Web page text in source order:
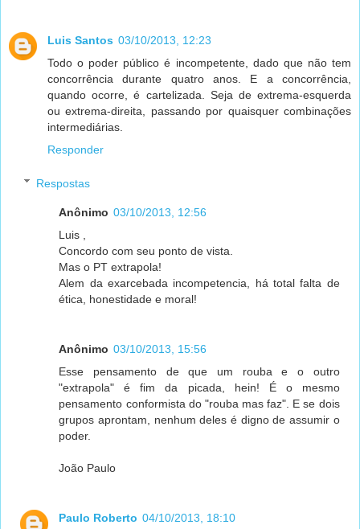
Luis Santos 03/10/2013, 12:23
Todo o poder público é incompetente, dado que não tem
concorrência durante quatro anos. E a concorrência,
quando ocorre, é cartelizada. Seja de extrema-esquerda
ou extrema-direita, passando por quaisquer combinações
intermediárias.
Responder
Respostas
Anônimo 03/10/2013, 12:56
Luis ,
Concordo com seu ponto de vista.
Mas o PT extrapola!
Alem da exarcebada incompetencia, há total falta de
ética, honestidade e moral!
Anônimo 03/10/2013, 15:56
Esse pensamento de que um rouba e o outro
"extrapola" é fim da picada, hein! É o mesmo
pensamento conformista do "rouba mas faz". E se dois
grupos aprontam, nenhum deles é digno de assumir o
poder.
João Paulo
Paulo Roberto 04/10/2013, 18:10